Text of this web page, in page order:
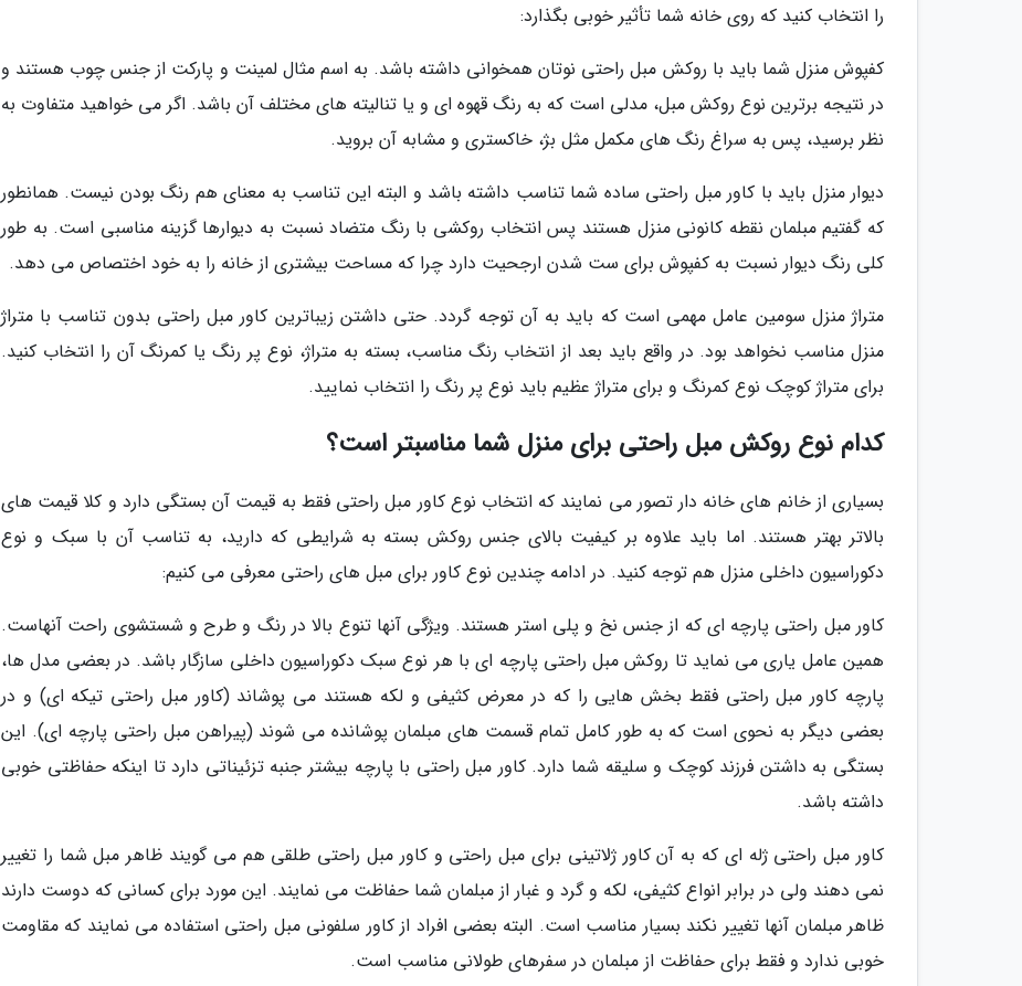
را انتخاب کنید که روی خانه شما تأثیر خوبی بگذارد:
کفپوش منزل شما باید با روکش مبل راحتی نوتان همخوانی داشته باشد. به اسم مثال لمینت و پارکت از جنس چوب هستند و
در نتیجه برترین نوع روکش مبل، مدلی است که به رنگ قهوه ای و یا تنالیته های مختلف آن باشد. اگر می خواهید متفاوت به
نظر برسید، پس به سراغ رنگ های مکمل مثل بژ، خاکستری و مشابه آن بروید.
دیوار منزل باید با کاور مبل راحتی ساده شما تناسب داشته باشد و البته این تناسب به معنای هم رنگ بودن نیست. همانطور
که گفتیم مبلمان نقطه کانونی منزل هستند پس انتخاب روکشی با رنگ متضاد نسبت به دیوارها گزینه مناسبی است. به طور
کلی رنگ دیوار نسبت به کفپوش برای ست شدن ارجحیت دارد چرا که مساحت بیشتری از خانه را به خود اختصاص می دهد.
متراژ منزل سومین عامل مهمی است که باید به آن توجه گردد. حتی داشتن زیباترین کاور مبل راحتی بدون تناسب با متراژ
منزل مناسب نخواهد بود. در واقع باید بعد از انتخاب رنگ مناسب، بسته به متراژ، نوع پر رنگ یا کمرنگ آن را انتخاب کنید.
برای متراژ کوچک نوع کمرنگ و برای متراژ عظیم باید نوع پر رنگ را انتخاب نمایید.
کدام نوع روکش مبل راحتی برای منزل شما مناسبتر است؟
بسیاری از خانم های خانه دار تصور می نمایند که انتخاب نوع کاور مبل راحتی فقط به قیمت آن بستگی دارد و کلا قیمت های
بالاتر بهتر هستند. اما باید علاوه بر کیفیت بالای جنس روکش بسته به شرایطی که دارید، به تناسب آن با سبک و نوع
دکوراسیون داخلی منزل هم توجه کنید. در ادامه چندین نوع کاور برای مبل های راحتی معرفی می کنیم:
کاور مبل راحتی پارچه ای که از جنس نخ و پلی استر هستند. ویژگی آنها تنوع بالا در رنگ و طرح و شستشوی راحت آنهاست.
همین عامل یاری می نماید تا روکش مبل راحتی پارچه ای با هر نوع سبک دکوراسیون داخلی سازگار باشد. در بعضی مدل ها،
پارچه کاور مبل راحتی فقط بخش هایی را که در معرض کثیفی و لکه هستند می پوشاند (کاور مبل راحتی تیکه ای) و در
بعضی دیگر به نحوی است که به طور کامل تمام قسمت های مبلمان پوشانده می شوند (پیراهن مبل راحتی پارچه ای). این
بستگی به داشتن فرزند کوچک و سلیقه شما دارد. کاور مبل راحتی با پارچه بیشتر جنبه تزئیناتی دارد تا اینکه حفاظتی خوبی
داشته باشد.
کاور مبل راحتی ژله ای که به آن کاور ژلاتینی برای مبل راحتی و کاور مبل راحتی طلقی هم می گویند ظاهر مبل شما را تغییر
نمی دهند ولی در برابر انواع کثیفی، لکه و گرد و غبار از مبلمان شما حفاظت می نمایند. این مورد برای کسانی که دوست دارند
ظاهر مبلمان آنها تغییر نکند بسیار مناسب است. البته بعضی افراد از کاور سلفونی مبل راحتی استفاده می نمایند که مقاومت
خوبی ندارد و فقط برای حفاظت از مبلمان در سفرهای طولانی مناسب است.